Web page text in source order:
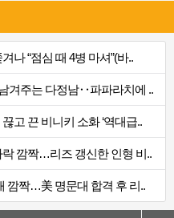
나 “점심 때 4병 마셔”(바..
겨주는 다정남‥파파라치에 ..
고 끈 비니키 소화 ‘역대급..
깜짝…리즈 갱신한 인형 비..
깜짝…美 명문대 합격 후 리..